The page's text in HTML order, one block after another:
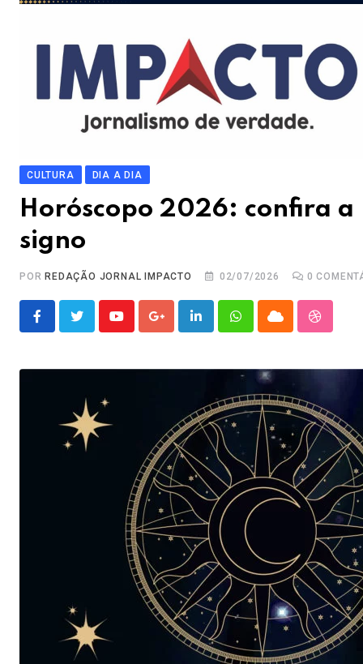
CULTURA DIA A DIA
Horóscopo 2026: confira
signo
POR REDAÇÃO JORNAL IMPACTO 02/07/2026 0
YoutubeGoogle+LinkedInWhatsappCloud